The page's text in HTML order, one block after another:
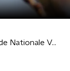
Hanne Tersmette over de Nationale Vogeltelling